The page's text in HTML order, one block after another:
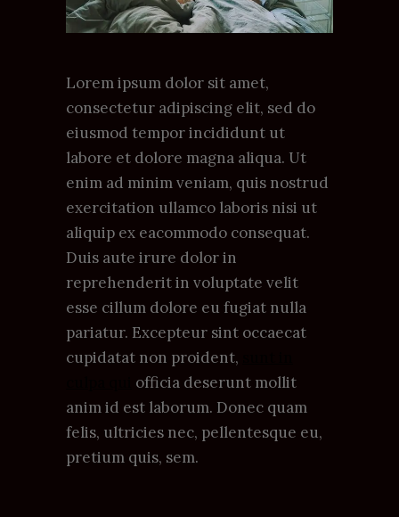
Lorem ipsum dolor sit amet,
consectetur adipiscing elit, sed do
eiusmod tempor incididunt ut
labore et dolore magna aliqua. Ut
enim ad minim veniam, quis nostrud
exercitation ullamco laboris nisi ut
aliquip ex eacommodo consequat.
Duis aute irure dolor in
reprehenderit in voluptate velit
esse cillum dolore eu fugiat nulla
pariatur. Excepteur sint occaecat
cupidatat non proident,
officia deserunt mollit
anim id est laborum. Donec quam
felis, ultricies nec, pellentesque eu,
pretium quis, sem.